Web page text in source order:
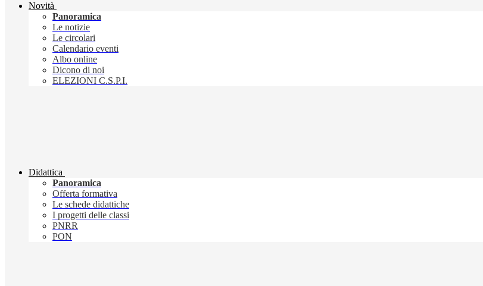
Novità
Panoramica
Le notizie
Le circolari
Calendario eventi
Albo online
Dicono di noi
ELEZIONI C.S.P.I.
Didattica
Panoramica
Offerta formativa
Le schede didattiche
I progetti delle classi
PNRR
PON